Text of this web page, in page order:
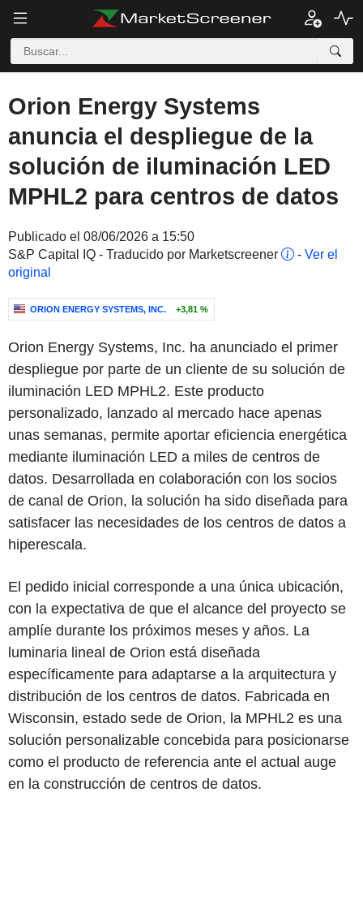
Orion Energy Systems
anuncia el despliegue de la
solución de iluminación LED
MPHL2 para centros de datos
Publicado el 08/06/2026 a 15:50
S&P Capital IQ - Traducido por Marketscreener
- Ver el
original
ORION ENERGY SYSTEMS, INC. +3,81 %
Orion Energy Systems, Inc. ha anunciado el primer
despliegue por parte de un cliente de su solución de
iluminación LED MPHL2. Este producto
personalizado, lanzado al mercado hace apenas
unas semanas, permite aportar eficiencia energética
mediante iluminación LED a miles de centros de
datos. Desarrollada en colaboración con los socios
de canal de Orion, la solución ha sido diseñada para
satisfacer las necesidades de los centros de datos a
hiperescala.
El pedido inicial corresponde a una única ubicación,
con la expectativa de que el alcance del proyecto se
amplíe durante los próximos meses y años. La
luminaria lineal de Orion está diseñada
específicamente para adaptarse a la arquitectura y
distribución de los centros de datos. Fabricada en
Wisconsin, estado sede de Orion, la MPHL2 es una
solución personalizable concebida para posicionarse
como el producto de referencia ante el actual auge
en la construcción de centros de datos.